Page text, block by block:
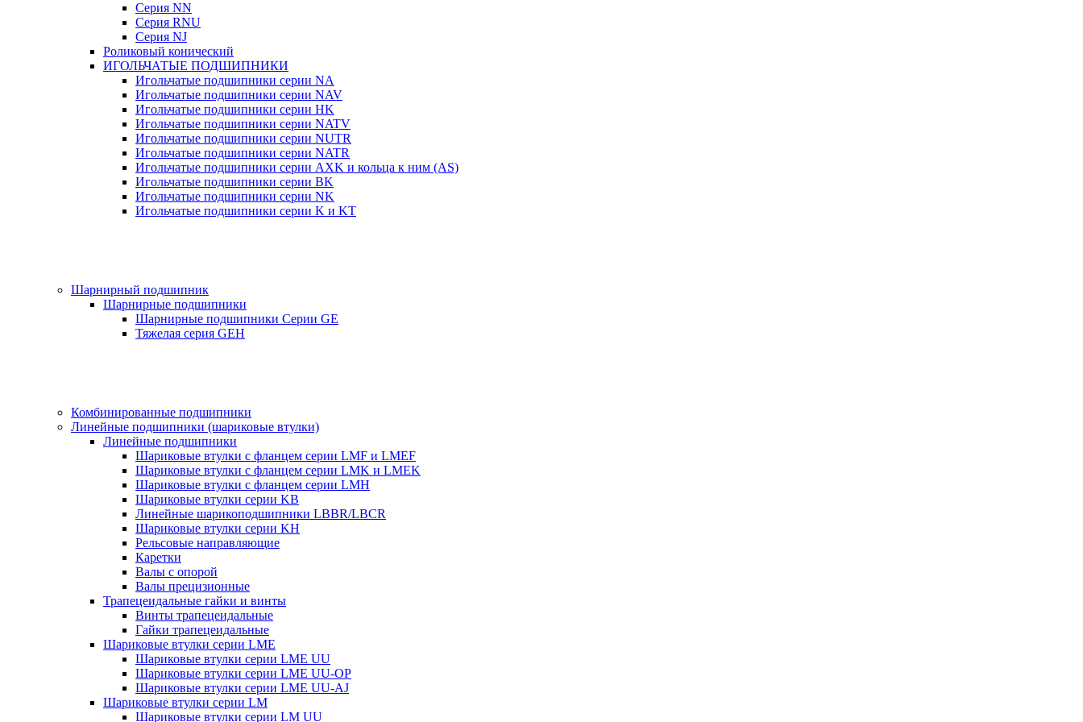
Серия NN
Серия RNU
Серия NJ
Роликовый конический
ИГОЛЬЧАТЫЕ ПОДШИПНИКИ
Игольчатые подшипники серии NA
Игольчатые подшипники серии NAV
Игольчатые подшипники серии HK
Игольчатые подшипники серии NATV
Игольчатые подшипники серии NUTR
Игольчатые подшипники серии NATR
Игольчатые подшипники серии AXK и кольца к ним (AS)
Игольчатые подшипники серии BK
Игольчатые подшипники серии NK
Игольчатые подшипники серии K и KT
Шарнирный подшипник
Шарнирные подшипники
Шарнирные подшипники Серии GE
Тяжелая серия GEH
Комбинированные подшипники
Линейные подшипники (шариковые втулки)
Линейные подшипники
Шариковые втулки с фланцем серии LMF и LMEF
Шариковые втулки с фланцем серии LMK и LMEK
Шариковые втулки с фланцем серии LMH
Шариковые втулки серии KB
Линейные шарикоподшипники LBBR/LBCR
Шариковые втулки серии KH
Рельсовые направляющие
Каретки
Валы с опорой
Валы прецизионные
Трапецеидальные гайки и винты
Винты трапецеидальные
Гайки трапецеидальные
Шариковые втулки серии LME
Шариковые втулки серии LME UU
Шариковые втулки серии LME UU-OP
Шариковые втулки серии LME UU-AJ
Шариковые втулки серии LM
Шариковые втулки серии LM UU